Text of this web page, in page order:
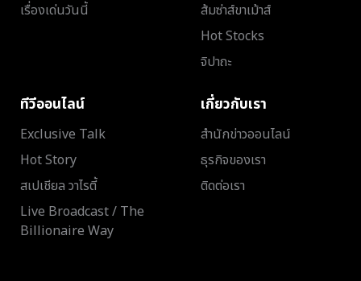
เรื่องเด่นวันนี้
ส้มซ่าส์ขาเม้าส์
Hot Stocks
จิปาถะ
ทีวีออนไลน์
Exclusive Talk
Hot Story
สเปเชียล วาไรตี้
Live Broadcast / The
Billionaire Way
เกี่ยวกับเรา
สำนักข่าวออนไลน์
ธุรกิจของเรา
ติดต่อเรา